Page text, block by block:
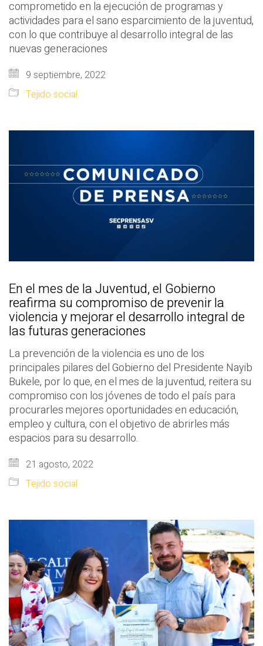
comprometido en la ejecución de programas y
actividades para el sano esparcimiento de la juventud,
con lo que contribuye al desarrollo integral de las
nuevas generaciones
9 septiembre, 2022
Tejido social
En el mes de la Juventud, el Gobierno
reafirma su compromiso de prevenir la
violencia y mejorar el desarrollo integral de
las futuras generaciones
La prevención de la violencia es uno de los
principales pilares del Gobierno del Presidente Nayib
Bukele, por lo que, en el mes de la juventud, reitera su
compromiso con los jóvenes de todo el país para
procurarles mejores oportunidades en educación,
empleo y cultura, con el objetivo de abrirles más
espacios para su desarrollo.
21 agosto, 2022
Tejido social